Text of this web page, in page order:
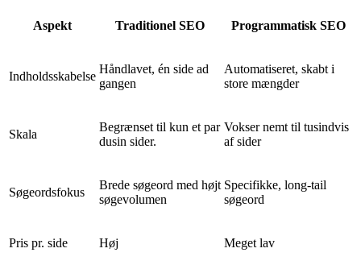
Aspekt Traditionel SEO Programmatisk SEO
Indholdsskabelse
Håndlavet, én side ad
gangen
Automatiseret, skabt i
store mængder
Skala
Begrænset til kun et par
dusin sider.
Vokser nemt til tusindvis
af sider
Søgeordsfokus
Brede søgeord med højt
søgevolumen
Specifikke, long-tail
søgeord
Pris pr. side Høj Meget lav